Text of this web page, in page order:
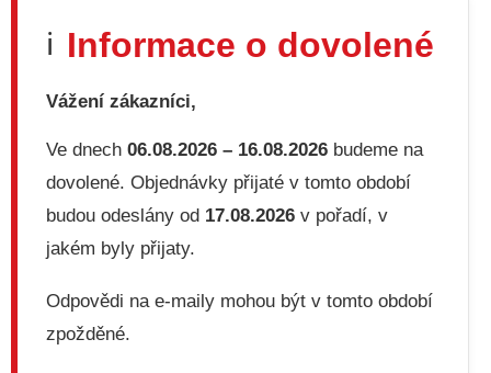
a
c
v
k
y
v
s
u
ℹ️ Informace o dovolené
Vážení zákazníci,
Ve dnech 06.08.2026 – 16.08.2026 budeme na
dovolené. Objednávky přijaté v tomto období
budou odeslány od 17.08.2026 v pořadí, v
jakém byly přijaty.
Odpovědi na e-maily mohou být v tomto období
zpožděné.